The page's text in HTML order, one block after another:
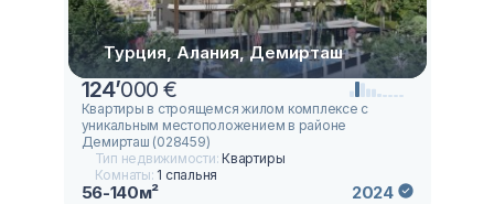
Турция, Алания, Демирташ
124’000 €
Квартиры в строящемся жилом комплексе с
уникальным местоположением в районе
Демирташ (028459)
Тип недвижимости:Квартиры
Комнаты: 1 спальня
56-140м² 2024